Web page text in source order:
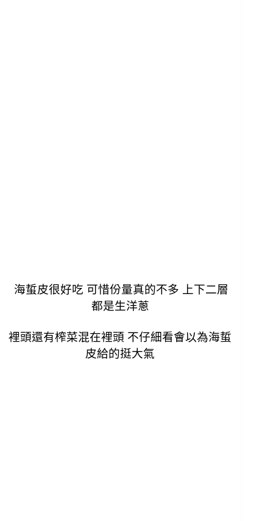
海蜇皮很好吃 可惜份量真的不多 上下二層
都是生洋蔥
裡頭還有榨菜混在裡頭 不仔細看會以為海蜇
皮給的挺大氣